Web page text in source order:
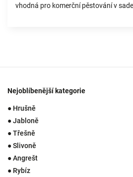
vhodná pro komerční pěstování v
Nejoblíbenější kategorie
● Hrušně
● Jabloně
● Třešně
● Slivoně
● Angrešt
● Rybíz